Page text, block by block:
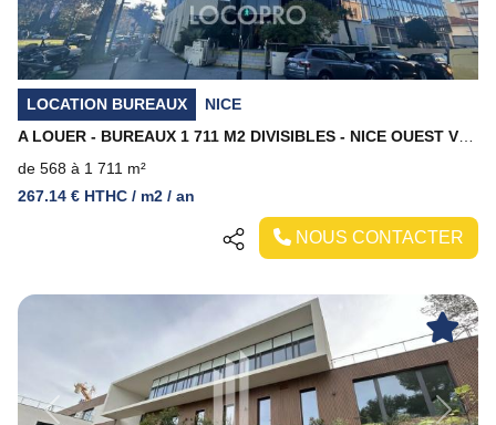
LOCATION BUREAUX
NICE
de 568 à 1 711 m²
267.14 € HTHC / m2 / an
NOUS CONTACTER
Previous Next